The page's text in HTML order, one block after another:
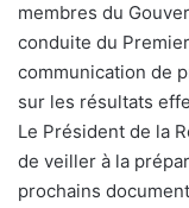
membres du
conduite du
communication de
sur les résultats
Le Président de la
de veiller à la
prochains